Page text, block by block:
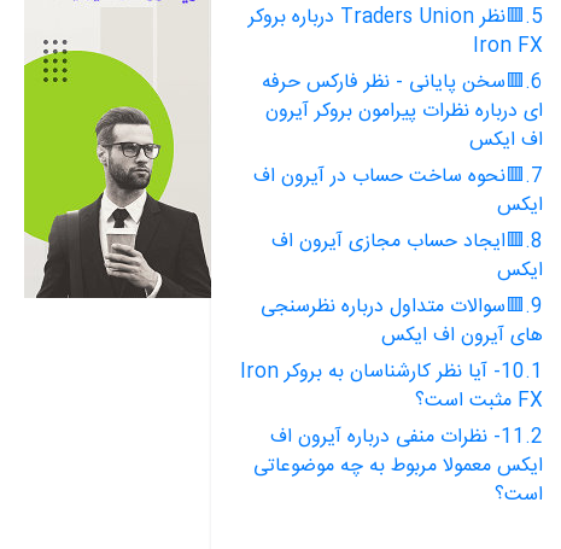
5.🟥نظر Traders Union درباره بروکر
Iron FX
6.🟥سخن پایانی - نظر فارکس حرفه
ای درباره نظرات پیرامون بروکر آیرون
اف ایکس
7.🟥نحوه ساخت حساب در آیرون اف
ایکس
8.🟥ایجاد حساب مجازی آیرون اف
ایکس
9.🟥سوالات متداول درباره نظرسنجی
های آیرون اف ایکس
10.1- آیا نظر کارشناسان به بروکر Iron
FX مثبت است؟
11.2- نظرات منفی درباره آیرون اف
ایکس معمولا مربوط به چه موضوعاتی
است؟